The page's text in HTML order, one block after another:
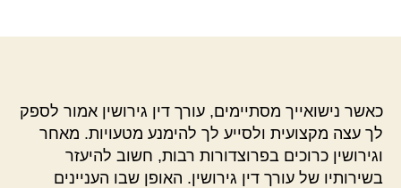
כאשר נישואייך מסתיימים, עורך דין גירושין אמור לספק
לך עצה מקצועית ולסייע לך להימנע מטעויות. מאחר
וגירושין כרוכים בפרוצדורות רבות, חשוב להיעזר
בשירותיו של עורך דין גירושין. האופן שבו העניינים